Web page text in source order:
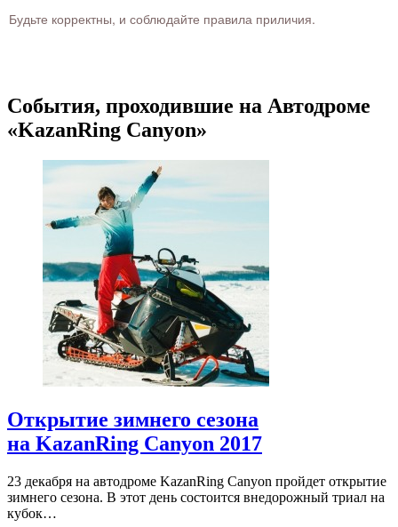
Будьте корректны, и соблюдайте правила приличия.
События, проходившие на Автодроме
«KazanRing Canyon»
Открытие зимнего сезона
на KazanRing Canyon 2017
23 декабря на автодроме KazanRing Canyon пройдет открытие
зимнего сезона. В этот день состоится внедорожный триал на
кубок…